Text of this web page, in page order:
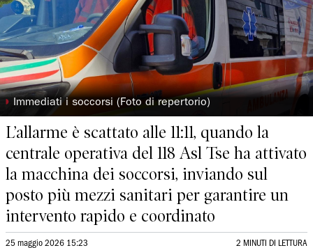
◗ Immediati i soccorsi (Foto di repertorio)
L’allarme è scattato alle 11:11, quando la
centrale operativa del 118 Asl Tse ha attivato
la macchina dei soccorsi, inviando sul
posto più mezzi sanitari per garantire un
intervento rapido e coordinato
25 maggio 2026 15:23 2 MINUTI DI LETTURA